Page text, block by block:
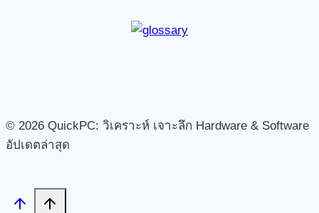
© 2026 QuickPC: วิเคราะห์ เจาะลึก Hardware & Software
อัปเดตล่าสุด